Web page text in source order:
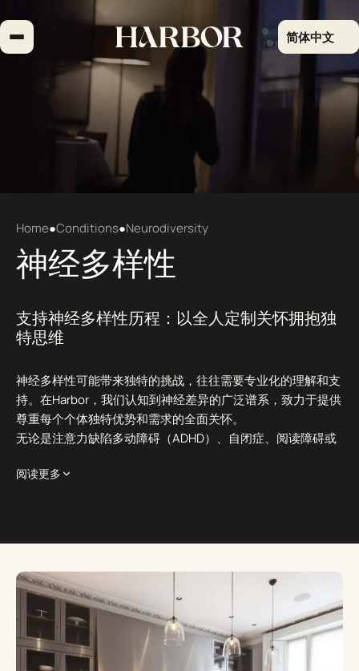
到
内
简体中文
Home●Conditions●Neurodiversity
神经多样性
支持神经多样性历程：以全人定制关怀拥抱独
特思维
神经多样性可能带来独特的挑战，往往需要专业化的理解和支
持。在Harbor，我们认知到神经差异的广泛谱系，致力于提供
尊重每个个体独特优势和需求的全面关怀。
无论是注意力缺陷多动障碍（ADHD）、自闭症、阅读障碍或
可能并不总能理解您神经差异体验的世界中茁壮成长，让您过
阅读更多